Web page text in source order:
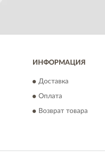
ИНФОРМАЦИЯ
Доставка
Оплата
Возврат товара